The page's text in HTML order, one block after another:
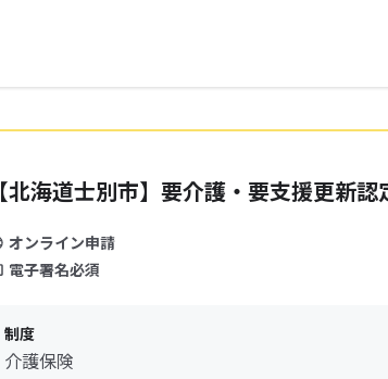
【北海道士別市】要介護・要支援更新
オンライン申請
電子署名必須
制度
介護保険